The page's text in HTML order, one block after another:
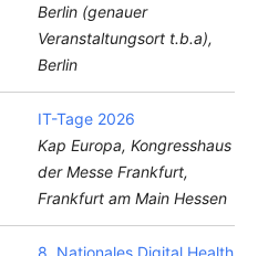
Berlin (genauer
Veranstaltungsort t.b.a),
Berlin
IT-Tage 2026
Kap Europa, Kongresshaus
der Messe Frankfurt,
Frankfurt am Main Hessen
8. Nationales Digital Health